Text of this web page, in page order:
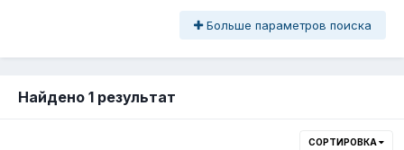
Больше параметров поиска
Найдено 1 результат
СОРТИРОВКА